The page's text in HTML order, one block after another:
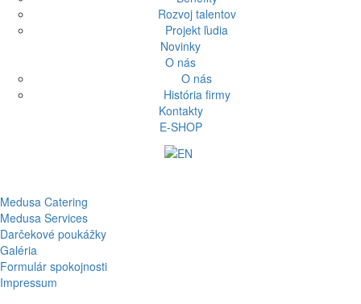
Rozvoj talentov
Projekt ľudia
Novinky
O nás
O nás
História firmy
Kontakty
E-SHOP
Medusa Catering
Medusa Services
Darčekové poukážky
Galéria
Formulár spokojnosti
Impressum